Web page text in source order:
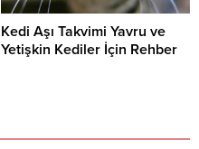
Kedi Aşı Takvimi Yavru ve
Yetişkin Kediler İçin Rehber